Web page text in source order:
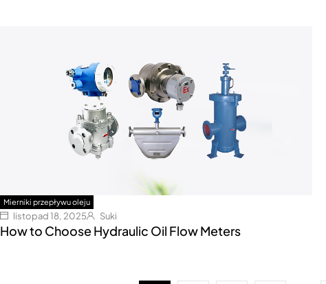
Mierniki przepływu oleju
listopad 18, 2025 Suki
How to Choose Hydraulic Oil Flow Meters